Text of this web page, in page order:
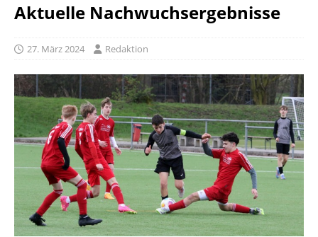
Aktuelle Nachwuchsergebnisse
27. März 2024 Redaktion